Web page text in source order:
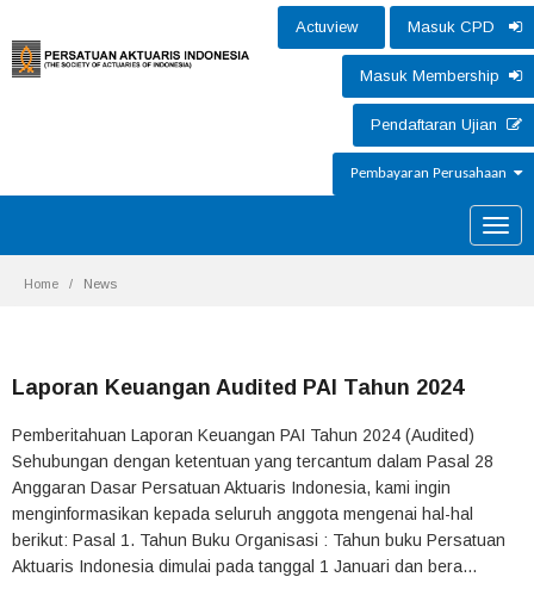
Actuview Masuk CPD
Masuk Membership
Pendaftaran Ujian
Pembayaran Perusahaan
Toggle
Home News
Laporan Keuangan Audited PAI Tahun 2024
Pemberitahuan Laporan Keuangan PAI Tahun 2024 (Audited)
Sehubungan dengan ketentuan yang tercantum dalam Pasal 28
Anggaran Dasar Persatuan Aktuaris Indonesia, kami ingin
menginformasikan kepada seluruh anggota mengenai hal-hal
berikut: Pasal 1. Tahun Buku Organisasi : Tahun buku Persatuan
Aktuaris Indonesia dimulai pada tanggal 1 Januari dan bera...